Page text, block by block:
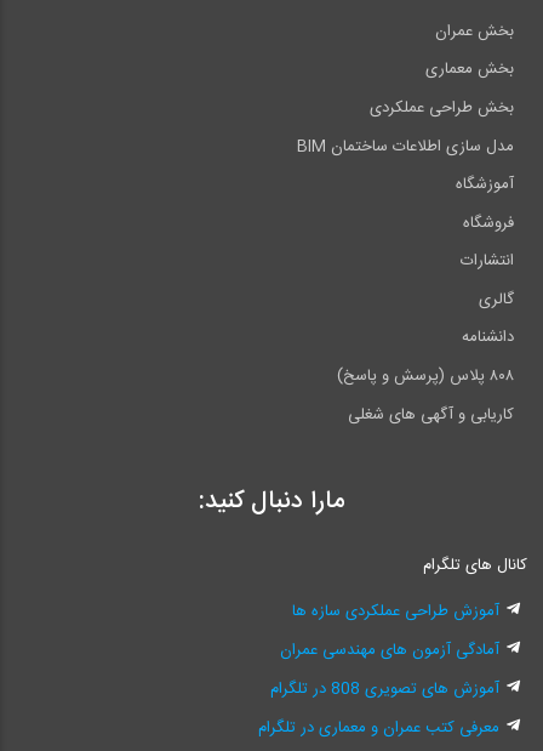
بخش عمران
بخش معماری
بخش طراحی عملکردی
مدل سازی اطلاعات ساختمان BIM
آموزشگاه
فروشگاه
انتشارات
گالری
دانشنامه
۸۰۸ پلاس (پرسش و پاسخ)
کاریابی و آگهی های شغلی
مارا دنبال کنید:
کانال های تلگرام
آموزش طراحی عملکردی سازه ها
آمادگی آزمون های مهندسی عمران
آموزش های تصویری 808 در تلگرام
معرفی کتب عمران و معماری در تلگرام